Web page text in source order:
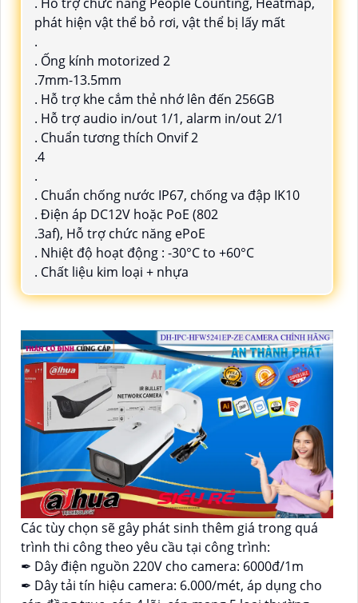
phát hiện vật thể bỏ rơi, vật thể bị lấy mất
.
. Ống kính motorized 2
.7mm-13.5mm
. Hỗ trợ khe cắm thẻ nhớ lên đến 256GB
. Hỗ trợ audio in/out 1/1, alarm in/out 2/1
. Chuẩn tương thích Onvif 2
.4
.
. Chuẩn chống nước IP67, chống va đập IK10
. Điện áp DC12V hoặc PoE (802
.3af), Hỗ trợ chức năng ePoE
. Nhiệt độ hoạt động : -30°C to +60°C
. Chất liệu kim loại + nhựa
Các tùy chọn sẽ gây phát sinh thêm giá trong quá
trình thi công theo yêu cầu tại công trình:
✒ Dây điện nguồn 220V cho camera: 6000đ/1m
✒ Dây tải tín hiệu camera: 6.000/mét, áp dụng cho